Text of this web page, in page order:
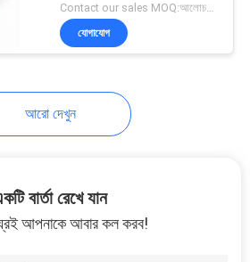
ইউএসবি
Contact our sales MOQ:আলোচনাযোগ্য
যোগাযোগ
আরো দেখুন
বার্তা রেখে যান
আপনাকে আবার কল করব!